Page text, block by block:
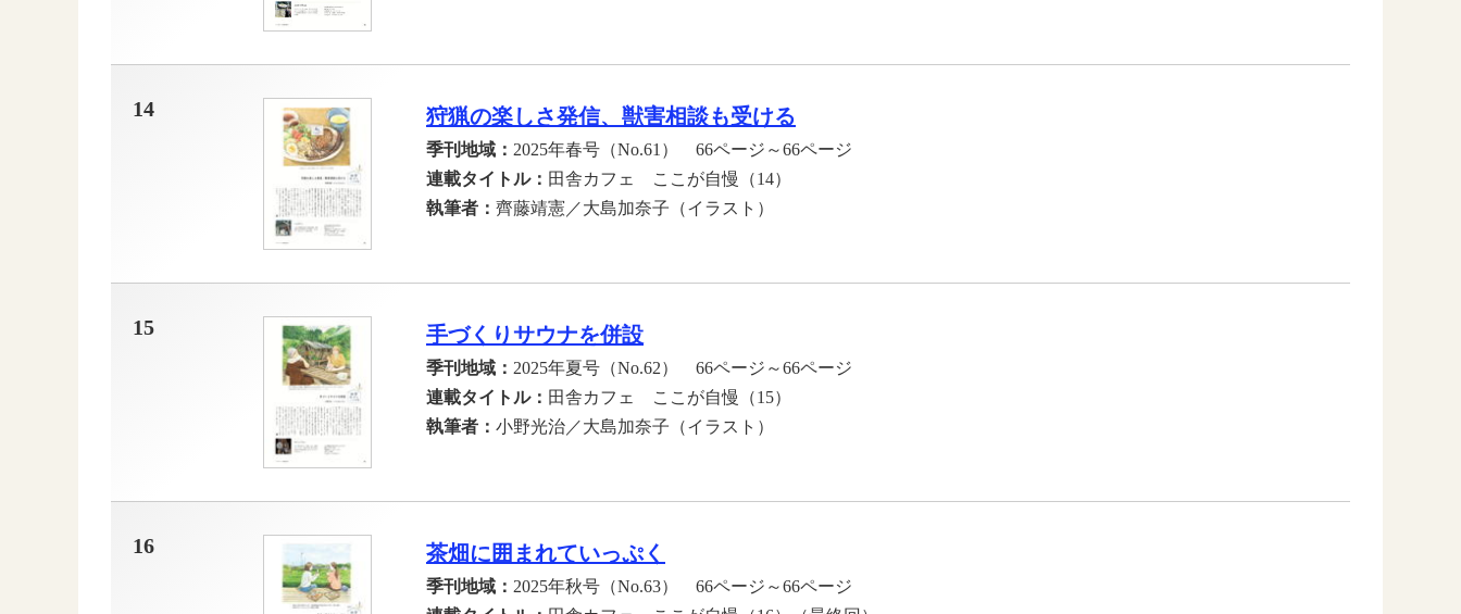
14 狩猟の楽しさ発信、獣害相談も受ける
季刊地域： 2025年春号（No.61） 66ページ～66ページ
連載タイトル： 田舎カフェ ここが自慢（14）
執筆者： 齊藤靖憲／大島加奈子（イラスト）
15 手づくりサウナを併設
季刊地域： 2025年夏号（No.62） 66ページ～66ページ
連載タイトル： 田舎カフェ ここが自慢（15）
執筆者： 小野光治／大島加奈子（イラスト）
16 茶畑に囲まれていっぷく
季刊地域： 2025年秋号（No.63） 66ページ～66ページ